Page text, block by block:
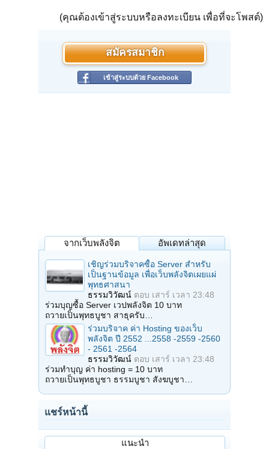
(คุณต้องเข้าสู่ระบบหรือลงทะเบียน เพื่อที่จะโพสต์)
สมัครสมาชิก
เข้าสู่ระบบด้วย Facebook
จากเว็บพลังจิต อัพเดทล่าสุด
เชิญร่วมบริจาคซื้อ Server สำหรับ
เป็นฐานข้อมูล เพื่อเว็บพลังจิตเผยแผ่
พุทธศาสนา
ธรรมวิวัฒน์ ตอบ เสาร์ เวลา 23:48
ร่วมบุญซื้อ Server เวปพลังจิต 10 บาท
ถวายเป็นพุทธบูชา สาธุครับ…
ร่วมบริจาค ค่า Hosting ของเว็บ
พลังจิต ปี 2552 ...2558 -2559 -2560
- 2561 -2564
ธรรมวิวัฒน์ ตอบ เสาร์ เวลา 23:48
ร่วมทำบุญ ค่า hosting = 10 บาท
ถวายเป็นพุทธบูชา ธรรมบูชา สังฆบูชา…
แชร์หน้านี้
แนะนำ